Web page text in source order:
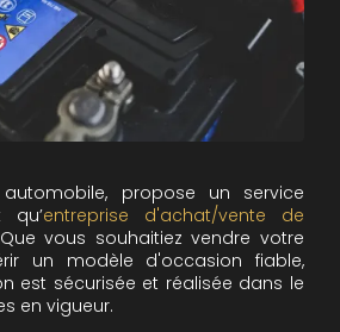
propose un service
qu’entreprise d'achat/vente de
vous souhaitiez vendre votre
un modèle d'occasion fiable,
est sécurisée et réalisée dans le
en vigueur.